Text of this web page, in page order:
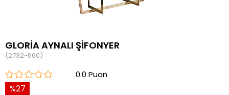
GLORİA AYNALI ŞİFONYER
(2732-660)
0.0
27